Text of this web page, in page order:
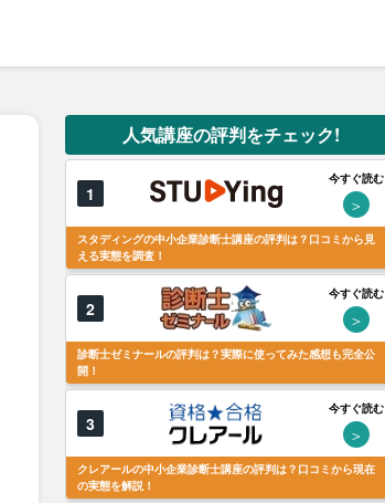
人気講座の評判をチェック!
1
今すぐ読む
＞
スタディングの中小企業診断士講座の評判は？口コミから見
える実態を調査！
2
今すぐ読む
＞
診断士ゼミナールの評判は？実際に使ってみた感想も完全公
開！
3
今すぐ読む
＞
クレアールの中小企業診断士講座の評判は？口コミから現在
の実態を解説！